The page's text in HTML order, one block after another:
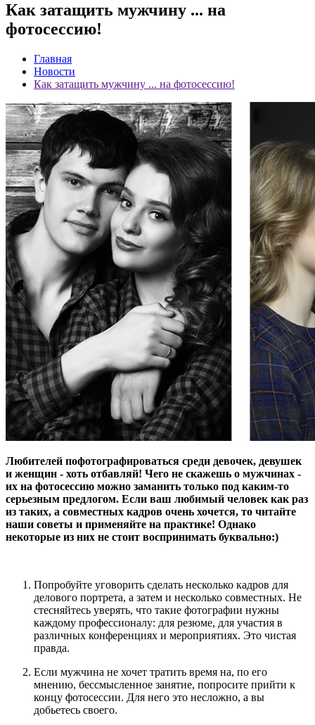
Как затащить мужчину ... на
фотосессию!
Главная
Новости
Как затащить мужчину ... на фотосессию!
Любителей пофотографироваться среди девочек, девушек
и женщин - хоть отбавляй! Чего не скажешь о мужчинах -
их на фотосессию можно заманить только под каким-то
серьезным предлогом. Если ваш любимый человек как раз
из таких, а совместных кадров очень хочется, то читайте
наши советы и применяйте на практике! Однако
некоторые из них не стоит воспринимать буквально:)
Попробуйте уговорить сделать несколько кадров для
делового портрета, а затем и несколько совместных. Не
стесняйтесь уверять, что такие фотографии нужны
каждому профессионалу: для резюме, для участия в
различных конференциях и мероприятиях. Это чистая
правда.
Если мужчина не хочет тратить время на, по его
мнению, бессмысленное занятие, попросите прийти к
концу фотосессии. Для него это несложно, а вы
добьетесь своего.